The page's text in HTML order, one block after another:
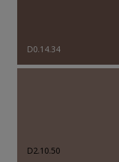
D0.14.34
D2.10.50